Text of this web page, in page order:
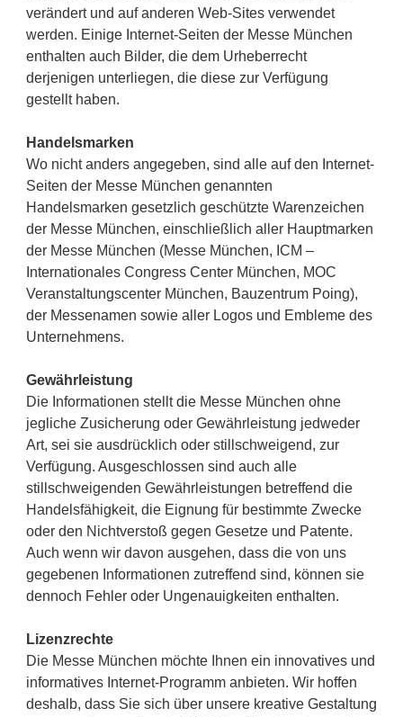
verändert und auf anderen Web-Sites verwendet
werden. Einige Internet-Seiten der Messe München
enthalten auch Bilder, die dem Urheberrecht
derjenigen unterliegen, die diese zur Verfügung
gestellt haben.
Handelsmarken
Wo nicht anders angegeben, sind alle auf den Internet-
Seiten der Messe München genannten
Handelsmarken gesetzlich geschützte Warenzeichen
der Messe München, einschließlich aller Hauptmarken
der Messe München (Messe München, ICM –
Internationales Congress Center München, MOC
Veranstaltungscenter München, Bauzentrum Poing),
der Messenamen sowie aller Logos und Embleme des
Unternehmens.
Gewährleistung
Die Informationen stellt die Messe München ohne
jegliche Zusicherung oder Gewährleistung jedweder
Art, sei sie ausdrücklich oder stillschweigend, zur
Verfügung. Ausgeschlossen sind auch alle
stillschweigenden Gewährleistungen betreffend die
Handelsfähigkeit, die Eignung für bestimmte Zwecke
oder den Nichtverstoß gegen Gesetze und Patente.
Auch wenn wir davon ausgehen, dass die von uns
gegebenen Informationen zutreffend sind, können sie
dennoch Fehler oder Ungenauigkeiten enthalten.
Lizenzrechte
Die Messe München möchte Ihnen ein innovatives und
informatives Internet-Programm anbieten. Wir hoffen
deshalb, dass Sie sich über unsere kreative Gestaltung